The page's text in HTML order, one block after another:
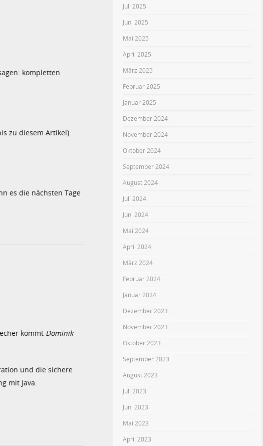
kompletten
zu diesem Artikel)
es die nächsten Tage
kommt Dominik
und die sichere
mit Java.
Juli 2025
Juni 2025
Mai 2025
April 2025
März 2025
Februar 2025
Januar 2025
Dezember 2024
November 2024
Oktober 2024
September 2024
August 2024
Juli 2024
Juni 2024
Mai 2024
April 2024
März 2024
Februar 2024
Januar 2024
Dezember 2023
November 2023
Oktober 2023
September 2023
August 2023
Juli 2023
Juni 2023
Mai 2023
April 2023